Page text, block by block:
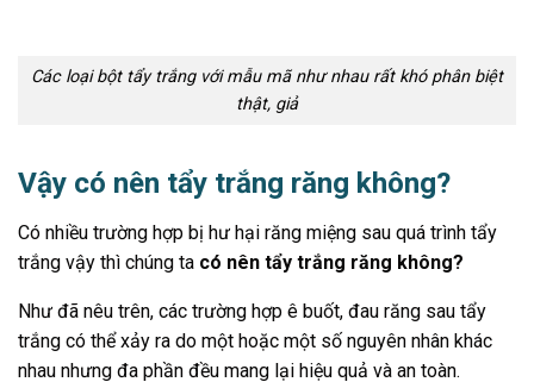
Các loại bột tẩy trắng với mẫu mã như nhau rất khó phân biệt
thật, giả
Vậy có nên tẩy trắng răng không?
Có nhiều trường hợp bị hư hại răng miệng sau quá trình tẩy
trắng vậy thì chúng ta có nên tẩy trắng răng không?
Như đã nêu trên, các trường hợp ê buốt, đau răng sau tẩy
trắng có thể xảy ra do một hoặc một số nguyên nhân khác
nhau nhưng đa phần đều mang lại hiệu quả và an toàn.